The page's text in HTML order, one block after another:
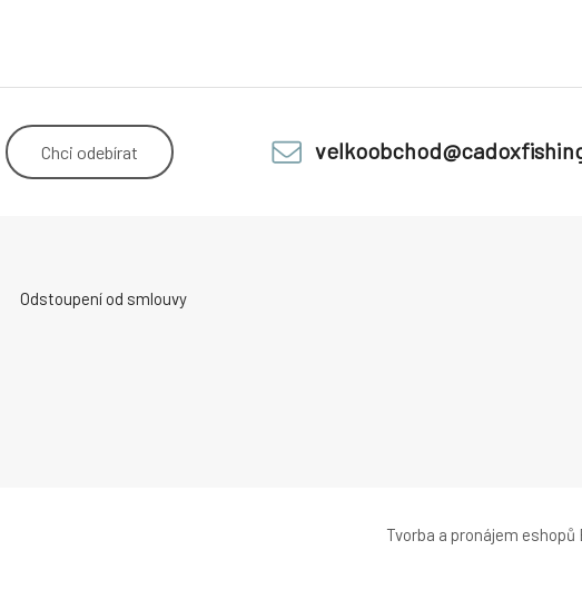
Chci odebírat
Odstoupení od smlouvy
Tvorba a pronájem eshopů